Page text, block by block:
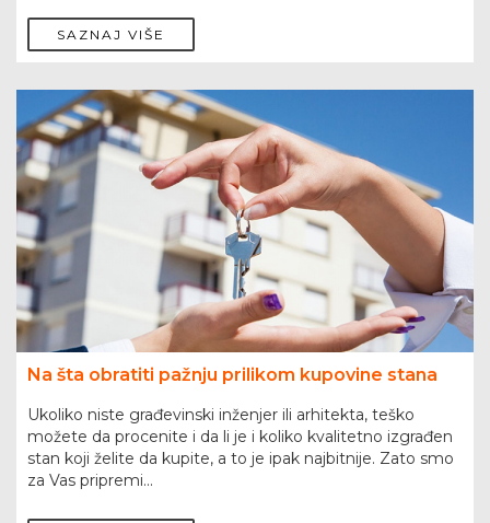
SAZNAJ VIŠE
Na šta obratiti pažnju prilikom kupovine stana
Ukoliko niste građevinski inženjer ili arhitekta, teško
možete da procenite i da li je i koliko kvalitetno izgrađen
stan koji želite da kupite, a to je ipak najbitnije. Zato smo
za Vas pripremi...